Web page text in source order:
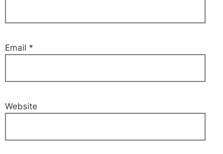
Email *
Website